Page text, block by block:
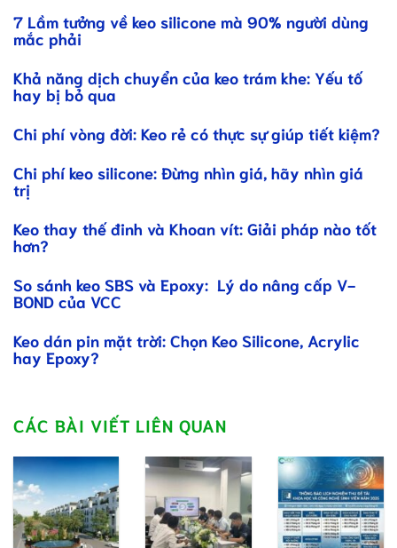
7 Lầm tưởng về keo silicone mà 90% người dùng
mắc phải
Khả năng dịch chuyển của keo trám khe: Yếu tố
hay bị bỏ qua
Chi phí vòng đời: Keo rẻ có thực sự giúp tiết kiệm?
Chi phí keo silicone: Đừng nhìn giá, hãy nhìn giá
trị
Keo thay thế đinh và Khoan vít: Giải pháp nào tốt
hơn?
So sánh keo SBS và Epoxy: Lý do nâng cấp V-
BOND của VCC
Keo dán pin mặt trời: Chọn Keo Silicone, Acrylic
hay Epoxy?
CÁC BÀI VIẾT LIÊN QUAN